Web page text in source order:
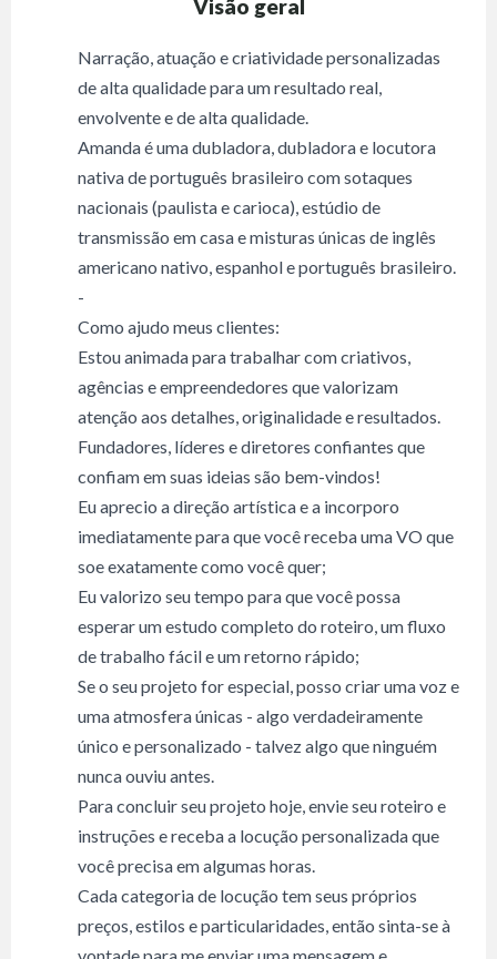
Visão geral
Narração, atuação e criatividade personalizadas
de alta qualidade para um resultado real,
envolvente e de alta qualidade.
Amanda é uma dubladora, dubladora e locutora
nativa de português brasileiro com sotaques
nacionais (paulista e carioca), estúdio de
transmissão em casa e misturas únicas de inglês
americano nativo, espanhol e português brasileiro.
-
Como ajudo meus clientes:
Estou animada para trabalhar com criativos,
agências e empreendedores que valorizam
atenção aos detalhes, originalidade e resultados.
Fundadores, líderes e diretores confiantes que
confiam em suas ideias são bem-vindos!
Eu aprecio a direção artística e a incorporo
imediatamente para que você receba uma VO que
soe exatamente como você quer;
Eu valorizo seu tempo para que você possa
esperar um estudo completo do roteiro, um fluxo
de trabalho fácil e um retorno rápido;
Se o seu projeto for especial, posso criar uma voz e
uma atmosfera únicas - algo verdadeiramente
único e personalizado - talvez algo que ninguém
nunca ouviu antes.
Para concluir seu projeto hoje, envie seu roteiro e
instruções e receba a locução personalizada que
você precisa em algumas horas.
Cada categoria de locução tem seus próprios
preços, estilos e particularidades, então sinta-se à